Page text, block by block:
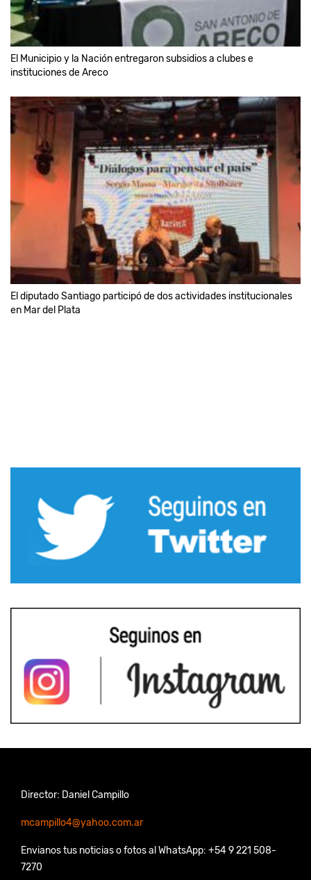
El Municipio y la Nación entregaron subsidios a clubes e
instituciones de Areco
El diputado Santiago participó de dos actividades institucionales
en Mar del Plata
Director: Daniel Campillo
mcampillo4@yahoo.com.ar
Envianos tus noticias o fotos al WhatsApp: +54 9 221 508-
7270